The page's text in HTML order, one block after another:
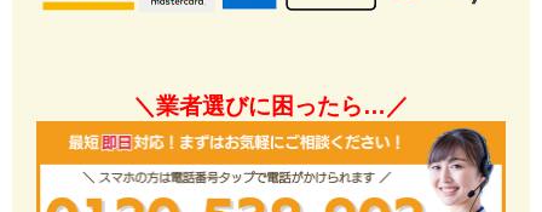
＼業者選びに困ったら…／